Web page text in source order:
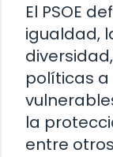
El PSOE
igualdad,
políticas
la
entre